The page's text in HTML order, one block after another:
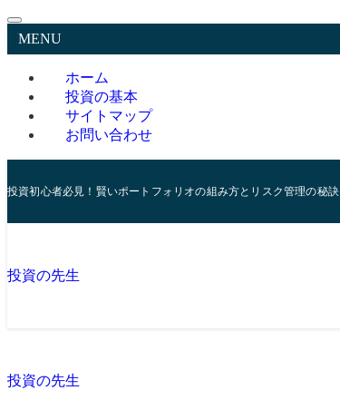
MENU
ホーム
投資の基本
サイトマップ
お問い合わせ
投資初心者必見！賢いポートフォリオの組み方とリスク管理の秘訣
投資の先生
投資の先生